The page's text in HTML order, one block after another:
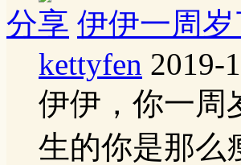
分享 伊伊一周岁
kettyfen 2019-
伊伊，你一周
生的你是那么